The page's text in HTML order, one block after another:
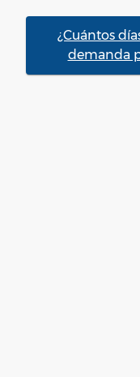
¿Cuántos
demanda